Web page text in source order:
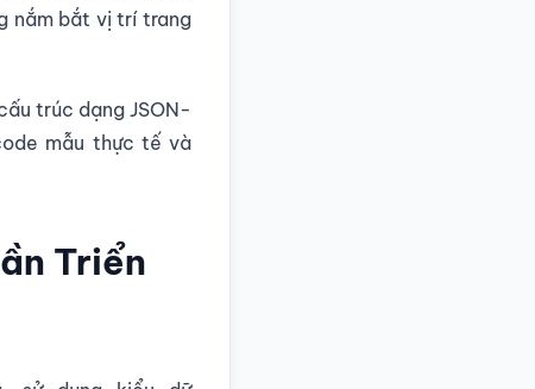
nắm bắt vị trí trang
trúc dạng JSON-
mẫu thực tế và
Triển